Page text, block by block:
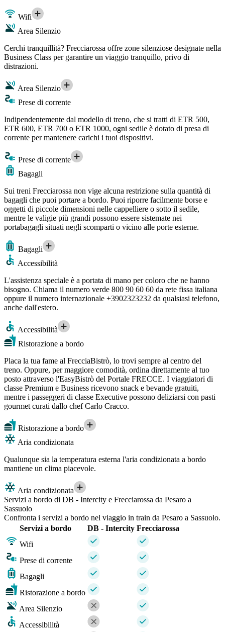
Wifi
Area Silenzio
Cerchi tranquillità? Frecciarossa offre zone silenziose designate nella
Business Class per garantire un viaggio tranquillo, privo di
distrazioni.
Area Silenzio
Prese di corrente
Indipendentemente dal modello di treno, che si tratti di ETR 500,
ETR 600, ETR 700 o ETR 1000, ogni sedile è dotato di presa di
corrente per mantenere carichi i tuoi dispositivi.
Prese di corrente
Bagagli
Sui treni Frecciarossa non vige alcuna restrizione sulla quantità di
bagagli che puoi portare a bordo. Puoi riporre facilmente borse e
oggetti di piccole dimensioni nelle cappelliere o sotto il sedile,
mentre le valigie più grandi possono essere sistemate nei
portabagagli situati negli scomparti o vicino alle porte esterne.
Bagagli
Accessibilità
L'assistenza speciale è a portata di mano per coloro che ne hanno
bisogno. Chiama il numero verde 800 90 60 60 da rete fissa italiana
oppure il numero internazionale +3902323232 da qualsiasi telefono,
anche dall'estero.
Accessibilità
Ristorazione a bordo
Placa la tua fame al FrecciaBistrò, lo trovi sempre al centro del
treno. Oppure, per maggiore comodità, ordina direttamente al tuo
posto attraverso l'EasyBistrò del Portale FRECCE. I viaggiatori di
classe Premium e Business ricevono snack e bevande gratuiti,
mentre i passeggeri di classe Executive possono deliziarsi con pasti
gourmet curati dallo chef Carlo Cracco.
Ristorazione a bordo
Aria condizionata
Qualunque sia la temperatura esterna l'aria condizionata a bordo
mantiene un clima piacevole.
Aria condizionata
Servizi a bordo di DB - Intercity e Frecciarossa da Pesaro a
Sassuolo
Confronta i servizi a bordo nel viaggio in train da Pesaro a Sassuolo.
Servizi a bordo
DB - Intercity Frecciarossa
Wifi
Prese di corrente
Bagagli
Ristorazione a bordo
Area Silenzio
Accessibilità